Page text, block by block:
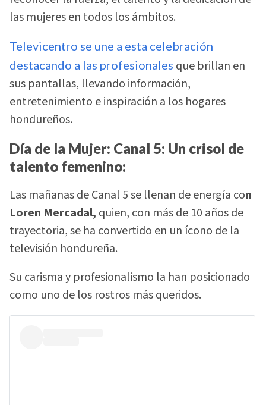
las mujeres en todos los ámbitos.
Televicentro se une a esta celebración
destacando a las profesionales que brillan en
sus pantallas, llevando información,
entretenimiento e inspiración a los hogares
hondureños.
Día de la Mujer: Canal 5: Un crisol de
talento femenino:
Las mañanas de Canal 5 se llenan de energía con
Loren Mercadal, quien, con más de 10 años de
trayectoria, se ha convertido en un ícono de la
televisión hondureña.
Su carisma y profesionalismo la han posicionado
como uno de los rostros más queridos.